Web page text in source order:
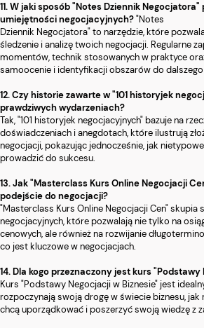
11. W jaki sposób "Notes Dziennik
umiejętności negocjacyjnych?"Notes
Dziennik Negocjatora" to narzędzie, które
śledzenie i analizę twoich negocjacji. Regularne
momentów, technik stosowanych w praktyce
samoocenie i identyfikacji obszarów do
12. Czy historie zawarte w "101 historyjek
prawdziwych wydarzeniach?
Tak, "101 historyjek negocjacyjnych" bazuje na
doświadczeniach i anegdotach, które ilustrują
negocjacji, pokazując jednocześnie, jak
prowadzić do sukcesu.
13. Jak "Masterclass Kurs Online Negocjacji
podejście do negocjacji?
"Masterclass Kurs Online Negocjacji Cen" skupia
negocjacyjnych, które pozwalają nie tylko na
cenowych, ale również na rozwijanie
co jest kluczowe w negocjacjach.
14. Dla kogo przeznaczony jest kurs "Podstawy
Kurs "Podstawy Negocjacji w Biznesie" jest
rozpoczynają swoją drogę w świecie biznesu,
chcą uporządkować i poszerzyć swoją wiedzę z